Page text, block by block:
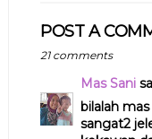
POST A
21 comments
Mas Sani
bilalah
sangat2